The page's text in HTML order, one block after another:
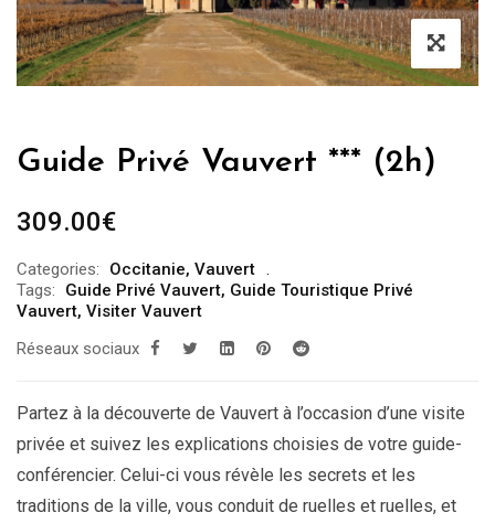
Guide Privé Vauvert *** (2h)
309.00€
Categories: Occitanie, Vauvert
Tags:
Guide Privé Vauvert, Guide Touristique Privé
Vauvert, Visiter Vauvert
Réseaux sociaux
Partez à la découverte de Vauvert à l’occasion d’une visite
privée et suivez les explications choisies de votre guide-
conférencier. Celui-ci vous révèle les secrets et les
traditions de la ville, vous conduit de ruelles et ruelles, et